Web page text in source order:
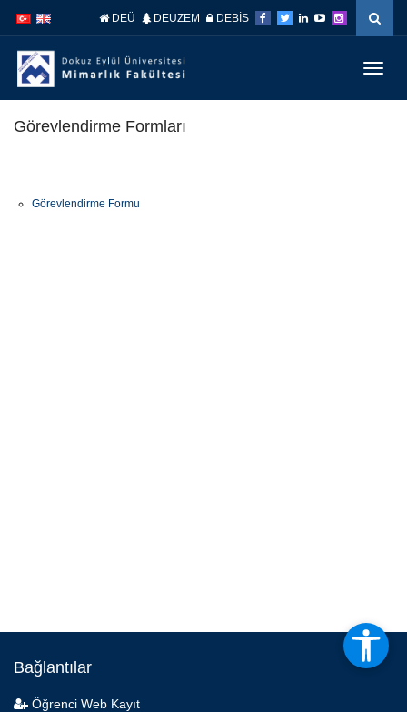
atla
atla
DEÜ DEUZEM DEBİS
Görevlendirme Formları
Görevlendirme Formu
Bağlantılar
Öğrenci Web Kayıt